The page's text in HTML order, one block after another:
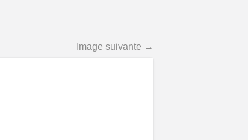
Image suivante →